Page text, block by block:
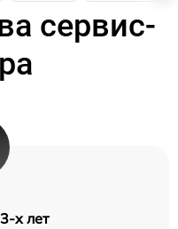
сервис-
х лет